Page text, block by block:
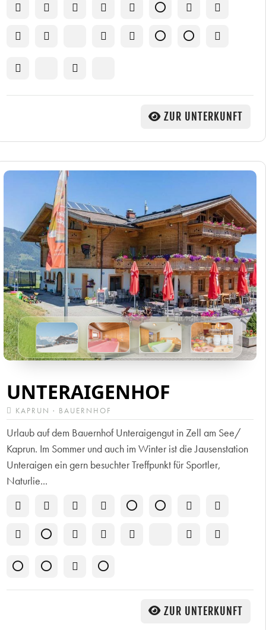
ZUR UNTERKUNFT
UNTERAIGENHOF
KAPRUN · BAUERNHOF
Urlaub auf dem Bauernhof Unteraigengut in Zell am See/
Kaprun. Im Sommer und auch im Winter ist die Jausenstation
Unteraigen ein gern besuchter Treffpunkt für Sportler,
Naturlie...
ZUR UNTERKUNFT